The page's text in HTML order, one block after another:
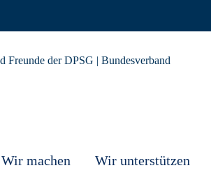
Wir machen Wir unterstützen